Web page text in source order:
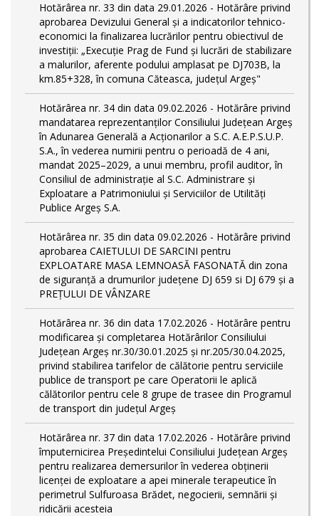
Hotărârea nr. 33 din data 29.01.2026 - Hotărâre privind
aprobarea Devizului General și a indicatorilor tehnico-
economici la finalizarea lucrărilor pentru obiectivul de
investiții: „Execuție Prag de Fund și lucrări de stabilizare
a malurilor, aferente podului amplasat pe DJ703B, la
km.85+328, în comuna Căteasca, județul Argeș"
Hotărârea nr. 34 din data 09.02.2026 - Hotărâre privind
mandatarea reprezentanților Consiliului Județean Argeș
în Adunarea Generală a Acționarilor a S.C. A.E.P.S.U.P.
S.A., în vederea numirii pentru o perioadă de 4 ani,
mandat 2025–2029, a unui membru, profil auditor, în
Consiliul de administrație al S.C. Administrare și
Exploatare a Patrimoniului și Serviciilor de Utilități
Publice Argeș S.A.
Hotărârea nr. 35 din data 09.02.2026 - Hotărâre privind
aprobarea CAIETULUI DE SARCINI pentru
EXPLOATARE MASA LEMNOASĂ FASONATĂ din zona
de siguranță a drumurilor județene DJ 659 si DJ 679 și a
PREȚULUI DE VÂNZARE
Hotărârea nr. 36 din data 17.02.2026 - Hotărâre pentru
modificarea şi completarea Hotărârilor Consiliului
Județean Argeș nr.30/30.01.2025 şi nr.205/30.04.2025,
privind stabilirea tarifelor de călătorie pentru serviciile
publice de transport pe care Operatorii le aplică
călătorilor pentru cele 8 grupe de trasee din Programul
de transport din județul Argeş
Hotărârea nr. 37 din data 17.02.2026 - Hotărâre privind
împuternicirea Președintelui Consiliului Județean Argeș
pentru realizarea demersurilor în vederea obținerii
licenței de exploatare a apei minerale terapeutice în
perimetrul Sulfuroasa Brădet, negocierii, semnării și
ridicării acesteia